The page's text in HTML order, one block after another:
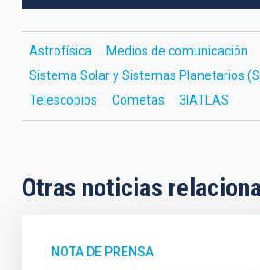
Astrofísica
Medios de comunicación
Sistema Solar y Sistemas Planetarios
Telescopios
Cometas 3IATLAS
Otras noticias
NOTA DE PRENSA